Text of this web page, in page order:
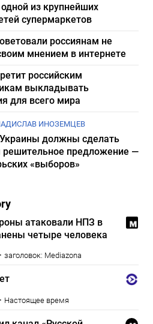
из крупнейших
супермаркетов
россиянам не
мнением в интернете
российским
выкладывать
для всего мира
ИНОЗЕМЦЕВ
должны сделать
решительное предложение —
«выборов»